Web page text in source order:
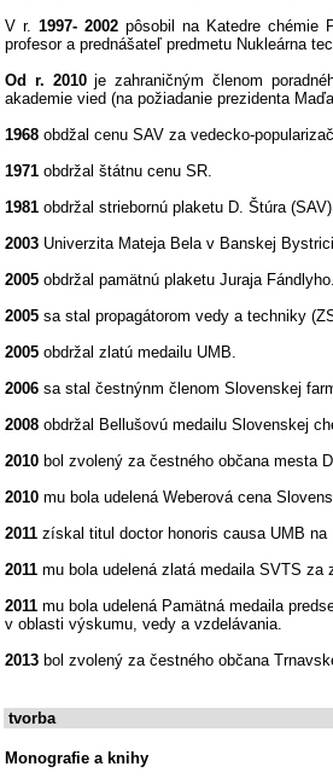
V r. 1997- 2002 pôsobil na Katedre chémie
profesor a prednášateľ predmetu Nukleárna
Od r. 2010je zahraničným členom
akademie vied (na požiadanie prezidenta
1968 obdžal cenu SAV za vedecko-
1971 obdržal štátnu cenu SR.
1981 obdržal striebornú plaketu D. Štúra
2003 Univerzita Mateja Bela v Banskej
2005 obdržal pamätnú plaketu Juraja Fándlyho.
2005 sa stal propagátorom vedy a techniky
2005 obdržal zlatú medailu UMB.
2006 sa stal čestnýnm členom Slovenskej
2008 obdržal Bellušovú medailu Slovenskej
2010 bol zvolený za čestného občana mesta
2010 mu bola udelená Weberová cena
2011 získal titul doctor honoris causa UMB
2011 mu bola udelená zlatá medaila SVTS
2011 mu bola udelená Pamätná medaila
v oblasti výskumu, vedy a vzdelávania.
2013 bol zvolený za čestného občana
tvorba
Monografie a knihy